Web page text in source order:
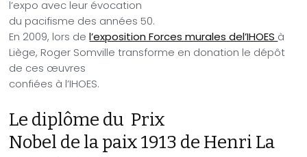
l’expo avec leur évocation
du pacifisme des années 50.
En 2009, lors del’exposition Forces murales del’IHOES à
Liège, Roger Somville transforme en donation le dépôt
de ces œuvres
confiées à l’IHOES.
Le diplôme du Prix
Nobel de la paix 1913 de Henri La